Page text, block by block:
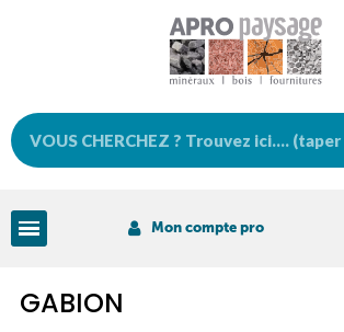
Mon compte pro
GABION